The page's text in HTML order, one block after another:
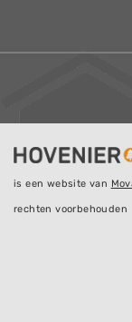
is een website van
rechten voorbehouden